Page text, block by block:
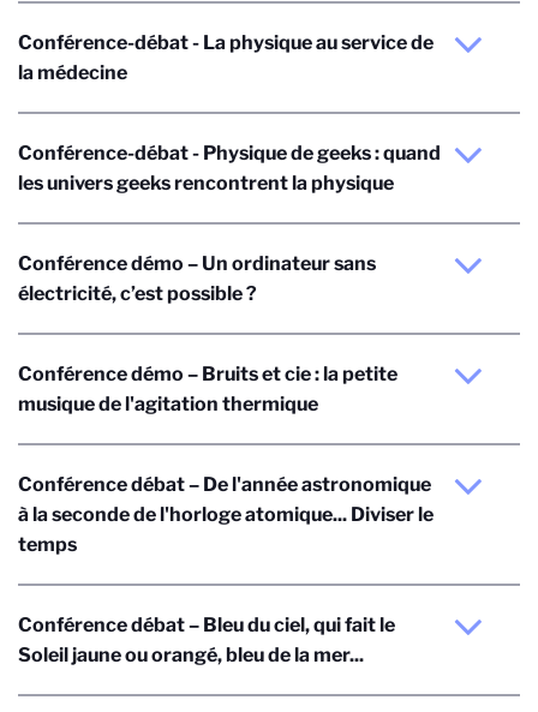
Conférence-débat - La physique au service de
la médecine
Conférence-débat - Physique de geeks : quand
les univers geeks rencontrent la physique
Conférence démo – Un ordinateur sans
électricité, c’est possible ?
Conférence démo – Bruits et cie : la petite
musique de l'agitation thermique
Conférence débat – De l'année astronomique
à la seconde de l'horloge atomique... Diviser le
temps
Conférence débat – Bleu du ciel, qui fait le
Soleil jaune ou orangé, bleu de la mer...